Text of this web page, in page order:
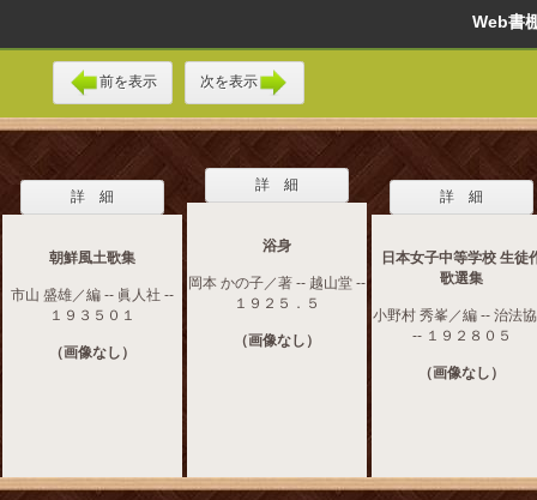
Web
前を表示 次を表示
詳 細
朝鮮風土歌集
市山 盛雄／編 -- 眞人社 --
１９３５０１
（画像なし）
詳 細
浴身
岡本 かの子／著 -- 越山堂 --
１９２５．５
（画像なし）
詳 細
日本女子中等学校 生徒
歌選集
小野村 秀峯／編 -- 治法
-- １９２８０５
（画像なし）